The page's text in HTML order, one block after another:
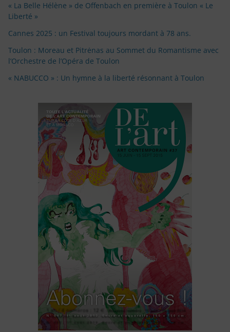
« La Belle Hélène » de Offenbach en première à Toulon « Le
Liberté »
Cannes 2025 : un Festival toujours mordant à 78 ans.
Toulon : Moreau et Pitrėnas au Sommet du Romantisme avec
l’Orchestre de l’Opéra de Toulon
« NABUCCO » : Un hymne à la liberté résonnant à Toulon